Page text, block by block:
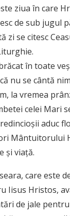
ziua în care
de sub jugul
zi se citesc
în toate
nu se cântă
la vremea
celei Mari
aduc
Mântuitorului
şi viaţă.
care este
Iisus Hristos,
de jale